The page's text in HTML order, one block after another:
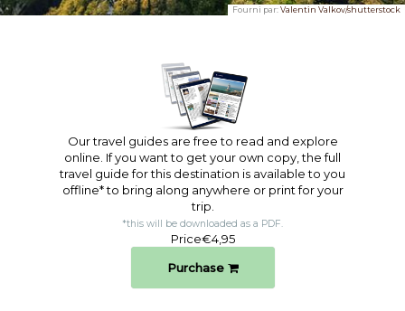
Fourni par:Valentin Valkov/shutterstock
Our travel guides are free to read and explore
online. If you want to get your own copy, the full
travel guide for this destination is available to you
offline* to bring along anywhere or print for your
trip.​
*this will be downloaded as a PDF.
Price€4,95
Purchase